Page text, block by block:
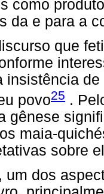
como
da e para a
que
insistência
povo25 .
gênese
maia-
sobre
um dos